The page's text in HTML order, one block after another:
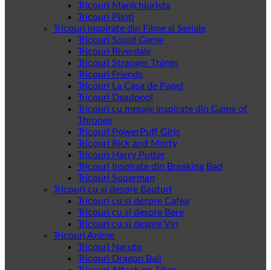
Tricouri Manichiurista
Tricouri Piloti
Tricouri inspirate din Filme si Seriale
Tricouri Squid Game
Tricouri Riverdale
Tricouri Stranger Things
Tricouri Friends
Tricouri La Casa de Papel
Tricouri Deadpool
Tricouri cu mesaje inspirate din Game of
Thrones
Tricouri PowerPuff Girls
Tricouri Rick and Morty
Tricouri Harry Potter
Tricouri Inspirate din Breaking Bad
Tricouri Superman
Tricouri cu si despre Bauturi
Tricouri cu si despre Cafea
Tricouri cu si despre Bere
Tricouri cu si despre Vin
Tricouri Anime
Tricouri Naruto
Tricouri Dragon Ball